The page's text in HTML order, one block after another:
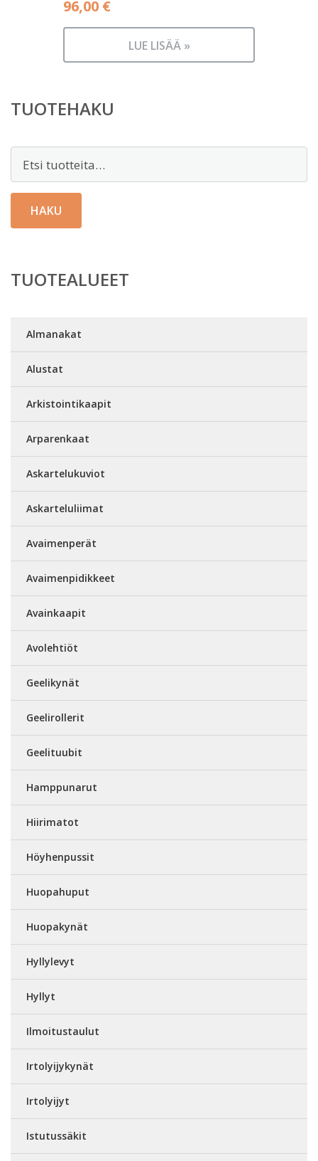
96,00 €
LUE LISÄÄ »
TUOTEHAKU
HAKU
TUOTEALUEET
Almanakat
Alustat
Arkistointikaapit
Arparenkaat
Askartelukuviot
Askarteluliimat
Avaimenperät
Avaimenpidikkeet
Avainkaapit
Avolehtiöt
Geelikynät
Geelirollerit
Geelituubit
Hamppunarut
Hiirimatot
Höyhenpussit
Huopahuput
Huopakynät
Hyllylevyt
Hyllyt
Ilmoitustaulut
Irtolyijykynät
Irtolyijyt
Istutussäkit